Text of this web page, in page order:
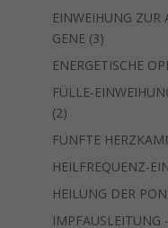
Produkt
EINWEIHUNG ZUR
GENE 33
Produkte
ENERGETISCHE
FÜLLE-
22
Produkte
FÜNFTE
HEILFREQUENZ-
HEILUNG DER